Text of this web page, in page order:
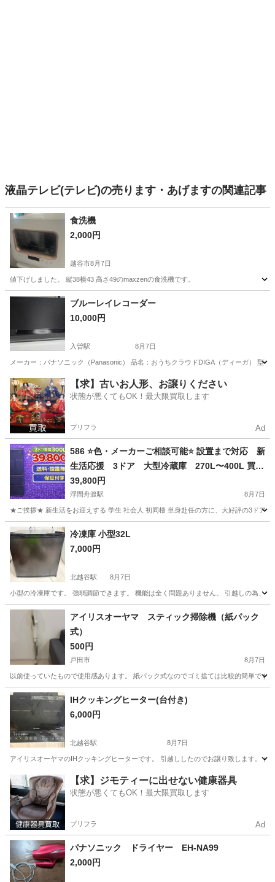
液晶テレビ(テレビ)の売ります・あげますの関連記事
食洗機
2,000円
越谷市8月7日
値下げしました。 縦38横43 高さ49のmaxzenの食洗機です。
埼玉 越谷市 家電
ブルーレイレコーダー
10,000円
入曽駅 8月7日
メーカー：パナソニック（Panasonic） 品名：おうちクラウドDIGA（ディーガ） 型
埼玉 狭山市 入曽駅 映像プレーヤー、レコーダー
ブルーレイ
【求】古いお人形、お譲りください
状態が悪くてもOK！最大限買取します
プリフラ Ad
586 ⭐️色・メーカーご相談可能⭐️ 設置まで対応 新
生活応援 3ドア 大型冷蔵庫 270L〜400L 買い
替え
39,800円
浮間舟渡駅 8月7日
★ご挨拶★ 新生活をお迎えする 学生 社会人 初同棲 単身赴任の方に、大好評の3ドア
埼玉 戸田市 浮間舟渡駅
冷凍庫 小型32L
7,000円
北越谷駅 8月7日
小型の冷凍庫です。 強弱調節できます。 機能は全く問題ありません。 引越しの為、
埼玉 越谷市 北越谷駅 キッチン家電
アイリスオーヤマ スティック掃除機（紙パック
式）
500円
戸田市 8月7日
以前使っていたもので使用感あります。 紙パック式なのでゴミ捨ては比較的簡単で
埼玉 戸田市 生活家電 アイリスオーヤマ
IHクッキングヒーター(台付き)
6,000円
北越谷駅 8月7日
アイリスオーヤマのIHクッキングヒーターです。 引越ししたのでお譲り致します。
埼玉 越谷市 北越谷駅 キッチン家電
【求】ジモティーに出せない健康器具
状態が悪くてもOK！最大限買取します
プリフラ Ad
パナソニック ドライヤー EH-NA99
2,000円